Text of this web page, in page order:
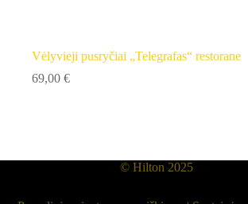
Vėlyvieji pusryčiai „Telegrafas“ restorane
69,00 €
© Hilton 2025